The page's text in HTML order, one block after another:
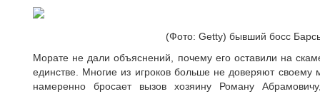
(Фото: Getty) бывший босс
Морате не дали объяснений, почему его оставили на
единстве. Многие из игроков больше не доверяют своему
намеренно бросает вызов хозяину Роману